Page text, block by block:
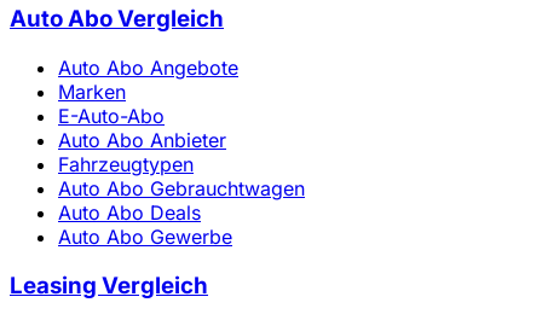
Auto Abo Vergleich
Auto Abo Angebote
Marken
E-Auto-Abo
Auto Abo Anbieter
Fahrzeugtypen
Auto Abo Gebrauchtwagen
Auto Abo Deals
Auto Abo Gewerbe
Leasing Vergleich